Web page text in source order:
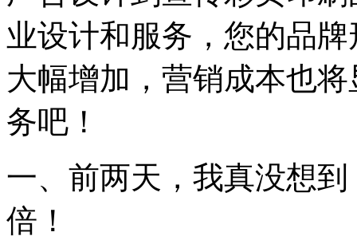
业设计和服务，您的品
大幅增加，营销成本也
务吧！
一、前两天，我真没想
倍！